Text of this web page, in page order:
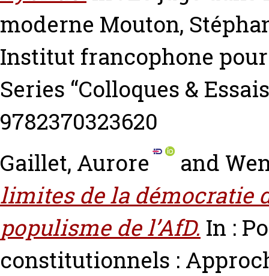
moderne Mouton,
Institut francophone
Series “Colloques &
9782370323620
Gaillet, Aurore
and
limites de la démocratie
populisme de l’AfD. In :
constitutionnels :